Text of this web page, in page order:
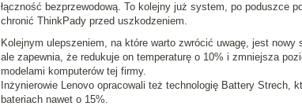
łączność bezprzewodową. To kolejny już system, po poduszce
chronić ThinkPady przed uszkodzeniem.
Kolejnym ulepszeniem, na które warto zwrócić uwagę, jest nowy
ale zapewnia, że redukuje on temperaturę o 10% i zmniejsza
modelami komputerów tej firmy.
Inżynierowie Lenovo opracowali też technologię Battery Strech,
bateriach nawet o 15%.